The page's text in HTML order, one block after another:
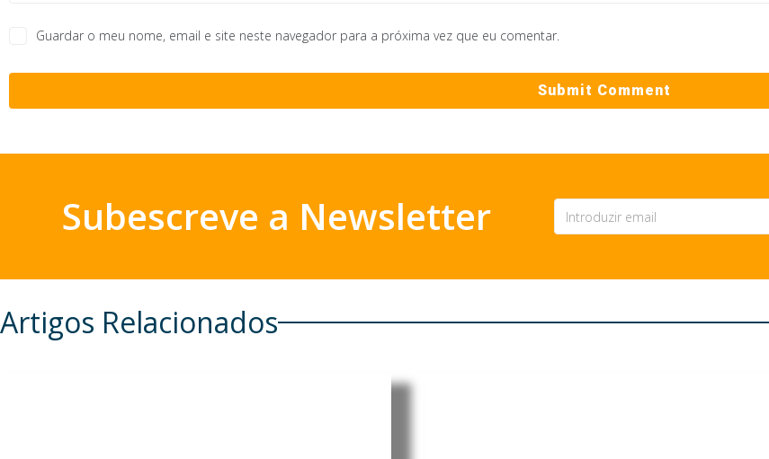
Guardar o meu nome, email e site neste navegador para a próxima vez que eu comentar.
Subescreve a Newsletter
Artigos Relacionados